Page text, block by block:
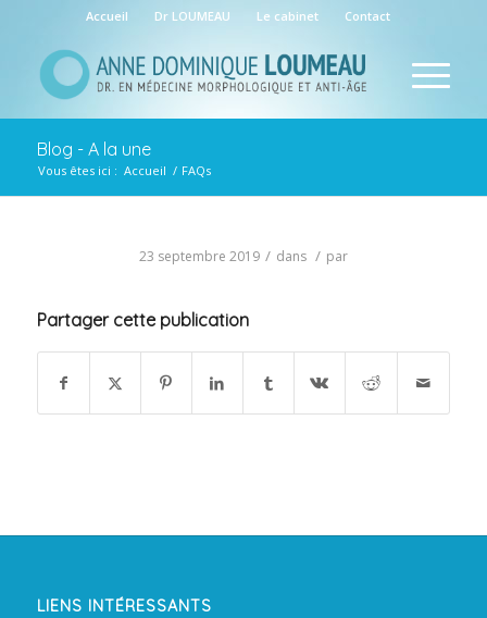
Accueil Dr LOUMEAU Le cabinet Contact
Blog - A la une
Vous êtes ici : Accueil / FAQs
23 septembre 2019 / dans / par
Partager cette publication
LIENS INTÉRESSANTS